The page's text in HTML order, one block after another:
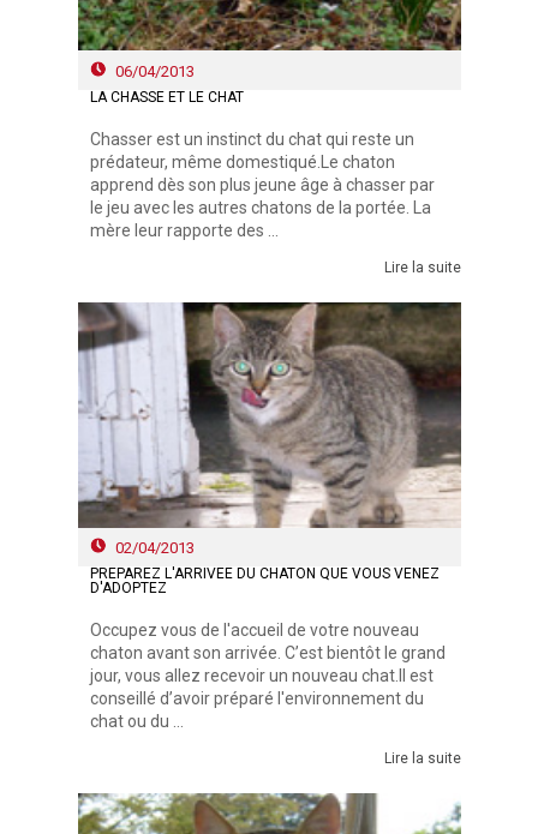
06/04/2013
LA CHASSE ET LE CHAT
Chasser est un instinct du chat qui reste un
prédateur, même domestiqué.Le chaton
apprend dès son plus jeune âge à chasser par
le jeu avec les autres chatons de la portée. La
mère leur rapporte des ...
Lire la suite
02/04/2013
PRÉPAREZ L'ARRIVÉE DU CHATON QUE VOUS VENEZ
D'ADOPTEZ
Occupez vous de l'accueil de votre nouveau
chaton avant son arrivée. C’est bientôt le grand
jour, vous allez recevoir un nouveau chat.Il est
conseillé d’avoir préparé l'environnement du
chat ou du ...
Lire la suite